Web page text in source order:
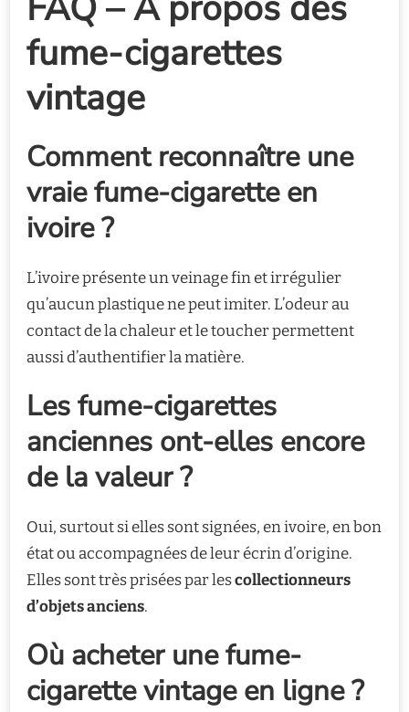
fume-cigarettes
vintage
Comment reconnaître une
vraie fume-cigarette en
ivoire ?
L’ivoire présente un veinage fin et irrégulier
qu’aucun plastique ne peut imiter. L’odeur au
contact de la chaleur et le toucher permettent
aussi d’authentifier la matière.
Les fume-cigarettes
anciennes ont-elles encore
de la valeur ?
Oui, surtout si elles sont signées, en ivoire, en bon
état ou accompagnées de leur écrin d’origine.
Elles sont très prisées par lescollectionneurs
d’objets anciens.
Où acheter une fume-
cigarette vintage en ligne ?